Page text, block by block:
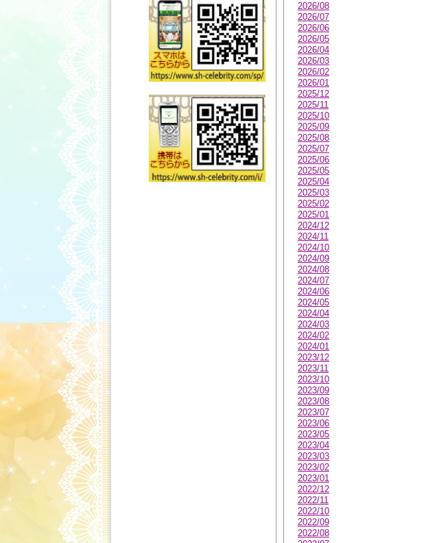
2026/08
2026/07
2026/06
2026/05
2026/04
2026/03
2026/02
2026/01
2025/12
2025/11
2025/10
2025/09
2025/08
2025/07
2025/06
2025/05
2025/04
2025/03
2025/02
2025/01
2024/12
2024/11
2024/10
2024/09
2024/08
2024/07
2024/06
2024/05
2024/04
2024/03
2024/02
2024/01
2023/12
2023/11
2023/10
2023/09
2023/08
2023/07
2023/06
2023/05
2023/04
2023/03
2023/02
2023/01
2022/12
2022/11
2022/10
2022/09
2022/08